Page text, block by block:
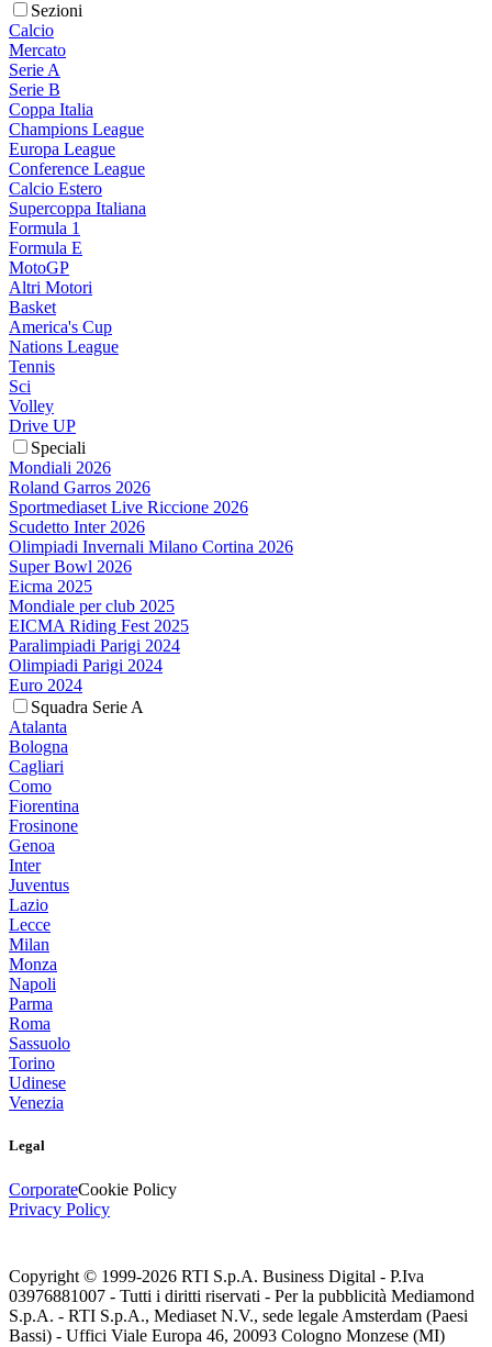
Sezioni
Calcio
Mercato
Serie A
Serie B
Coppa Italia
Champions League
Europa League
Conference League
Calcio Estero
Supercoppa Italiana
Formula 1
Formula E
MotoGP
Altri Motori
Basket
America's Cup
Nations League
Tennis
Sci
Volley
Drive UP
Speciali
Mondiali 2026
Roland Garros 2026
Sportmediaset Live Riccione 2026
Scudetto Inter 2026
Olimpiadi Invernali Milano Cortina 2026
Super Bowl 2026
Eicma 2025
Mondiale per club 2025
EICMA Riding Fest 2025
Paralimpiadi Parigi 2024
Olimpiadi Parigi 2024
Euro 2024
Squadra Serie A
Atalanta
Bologna
Cagliari
Como
Fiorentina
Frosinone
Genoa
Inter
Juventus
Lazio
Lecce
Milan
Monza
Napoli
Parma
Roma
Sassuolo
Torino
Udinese
Venezia
Legal
CorporateCookie Policy
Privacy Policy
Copyright © 1999-2026 RTI S.p.A. Business Digital - P.Iva
03976881007 - Tutti i diritti riservati - Per la pubblicità Mediamond
S.p.A. - RTI S.p.A., Mediaset N.V., sede legale Amsterdam (Paesi
Bassi) - Uffici Viale Europa 46, 20093 Cologno Monzese (MI)